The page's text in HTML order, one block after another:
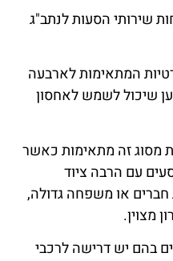
שירותי הסעות לנתב"ג
המתאימות לארבעה
שיכול לשמש לאחסון
מסוג זה מתאימות כאשר
עם הרבה ציוד
חברים או משפחה גדולה,
מצוין.
בהם יש דרישה לרכבי